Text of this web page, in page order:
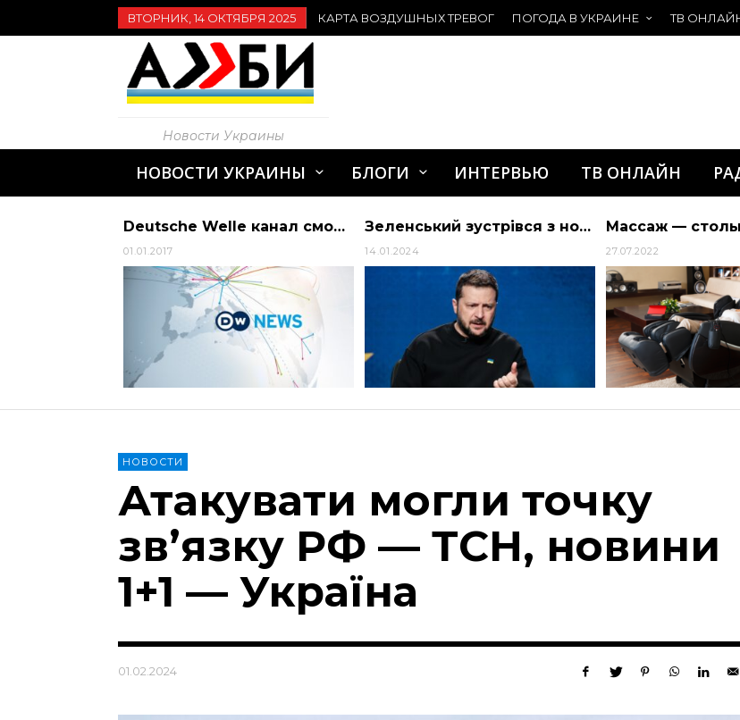
ВТОРНИК, 14 ОКТЯБРЯ 2025 КАРТА ВОЗДУШНЫХ ТРЕВОГ ПОГОДА В УКРАИНЕ ТВ
Новости Украины
НОВОСТИ УКРАИНЫ БЛОГИ ИНТЕРВЬЮ ТВ ОНЛАЙН
Deutsche Welle канал смотреть онлайн
01.01.2017
Зеленський зустрівся з новим міністром закордонних справ Франції Стефаном Сежурном
14.01.2024 27.07.2022
НОВОСТИ
Атакувати могли точку
зв’язку РФ — ТСН, новини
1+1 — Україна
01.02.2024